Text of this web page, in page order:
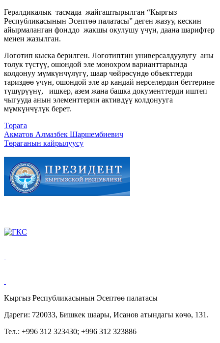
Гералдикалык тасмада жайгаштырылган “Кыргыз
Республикасынын Эсептөө палатасы” деген жазуу, кескин
айырмаланган фонддо жакшы окулушу үчүн, даана шарифтер
менен жазылган.
Логотип кыска берилген. Логотиптин универсалдуулугу аны
толук түстүү, ошондой эле монохром варианттарында
колдонуу мүмкүнчүлүгү, шаар чөйрөсүндө объекттерди
тариздөө үчүн, ошондой эле ар кандай нерселердин беттерине
түшүрүүнү, ишкер, азем жана башка документтерди иштеп
чыгууда анын элементтерин активдүү колдонууга
мүмкүнчүлүк берет.
Төрага
Акматов Алмазбек Шаршембиевич
Төраганын кайрылуусу
Кыргыз Республикасынын Эсептөө палатасы
Дареги: 720033, Бишкек шаары, Исанов атындагы көчө, 131.
Тел.: +996 312 323430; +996 312 323886